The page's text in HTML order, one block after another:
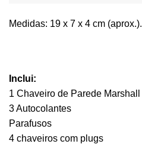
Medidas: 19 x 7 x 4 cm (aprox.).
Inclui:
1 Chaveiro de Parede Marshall
3 Autocolantes
Parafusos
4 chaveiros com plugs